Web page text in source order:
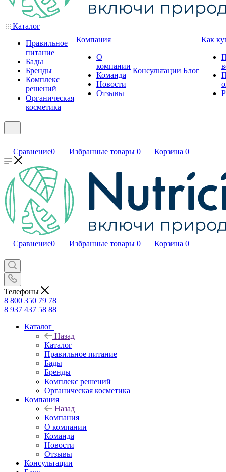
Каталог
Правильное
питание
Бады
Бренды
Комплекс
решений
Органическая
косметика
Компания
О
компании
Команда
Новости
Отзывы
Консультации Блог
Как
Сравнение0 Избранные товары 0 Корзина 0
Сравнение0 Избранные товары 0 Корзина 0
Телефоны
8 800 350 79 78
8 937 437 58 88
Каталог
Назад
Каталог
Правильное питание
Бады
Бренды
Комплекс решений
Органическая косметика
Компания
Назад
Компания
О компании
Команда
Новости
Отзывы
Консультации